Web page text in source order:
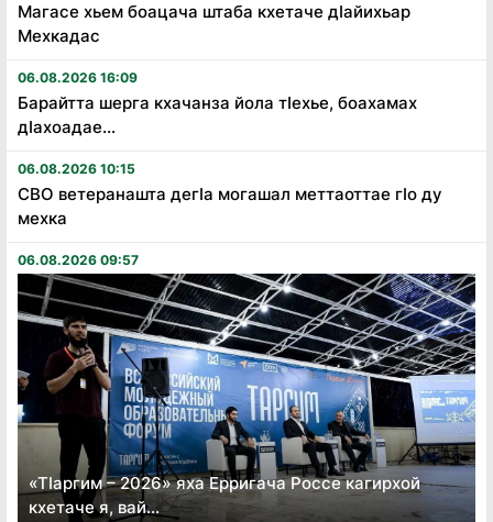
Магасе хьем боацача штаба кхетаче дӏайихьар
Мехкадас
06.08.2026 16:09
Барайтта шерга кхачанза йола тӏехье, боахамах
дӏахоадае...
06.08.2026 10:15
СВО ветеранашта дегӏа могашал меттаоттае гӏо ду
мехка
06.08.2026 09:57
«Тӏаргим – 2026» яха Ерригача Россе кагирхой
кхетаче я, вай...